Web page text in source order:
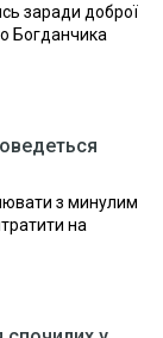
заради доброї
Богданчика
з минулим
на